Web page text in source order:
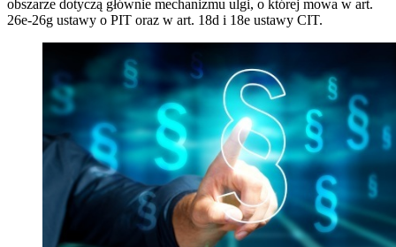
obszarze dotyczą głównie mechanizmu ulgi, o której mowa w art.
26e-26g ustawy o PIT oraz w art. 18d i 18e ustawy CIT.